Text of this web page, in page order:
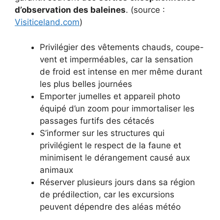
d’observation des baleines. (source :
Visiticeland.com)
Privilégier des vêtements chauds, coupe-
vent et imperméables, car la sensation
de froid est intense en mer même durant
les plus belles journées
Emporter jumelles et appareil photo
équipé d’un zoom pour immortaliser les
passages furtifs des cétacés
S’informer sur les structures qui
privilégient le respect de la faune et
minimisent le dérangement causé aux
animaux
Réserver plusieurs jours dans sa région
de prédilection, car les excursions
peuvent dépendre des aléas météo